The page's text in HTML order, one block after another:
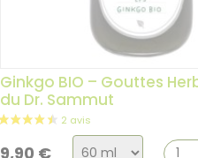
5
Ginkgo BIO – Gouttes
du Dr. Sammut
9,90 €
Choix